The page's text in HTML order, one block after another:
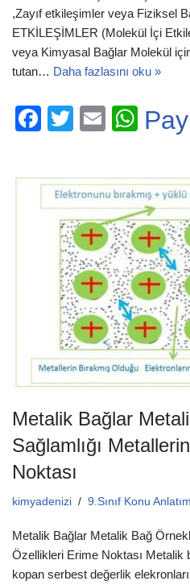
,Zayıf etkileşimler veya Fiziksel
ETKİLEŞİMLER (Molekül İçi
veya Kimyasal Bağlar Molekül
tutan… Daha fazlasını oku »
F
c
e
T
tt
er
E
ail
W
at
s
A
p
p
Metalik Bağlar
Sağlamlığı
Noktası
kimyadenizi 9.Sınıf Konu
Metalik Bağlar Metalik Bağ
Özellikleri Erime Noktası Metalik
kopan serbest değerlik elekronları